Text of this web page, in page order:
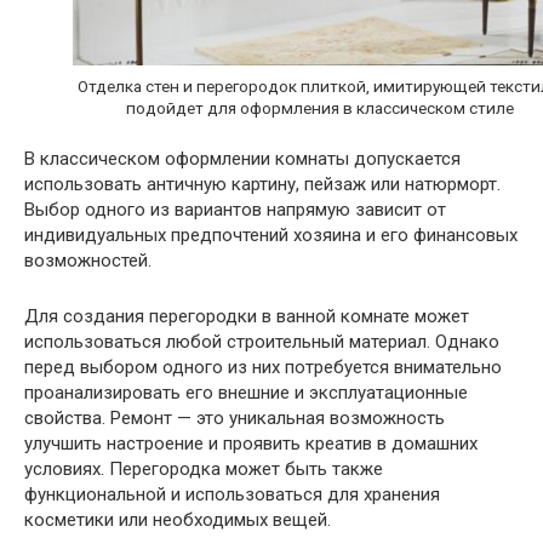
Отделка стен и перегородок плиткой, имитирующей
подойдет для оформления в классическом стиле
В классическом оформлении комнаты допускается
использовать античную картину, пейзаж или натюрморт.
Выбор одного из вариантов напрямую зависит от
индивидуальных предпочтений хозяина и его финансовых
возможностей.
Для создания перегородки в ванной комнате может
использоваться любой строительный материал. Однако
перед выбором одного из них потребуется внимательно
проанализировать его внешние и эксплуатационные
свойства. Ремонт — это уникальная возможность
улучшить настроение и проявить креатив в домашних
условиях. Перегородка может быть также
функциональной и использоваться для хранения
косметики или необходимых вещей.